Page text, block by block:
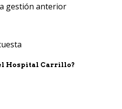
gestión anterior
Hospital Carrillo?